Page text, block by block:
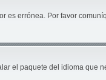
es errónea. Por favor
el paquete del idioma que